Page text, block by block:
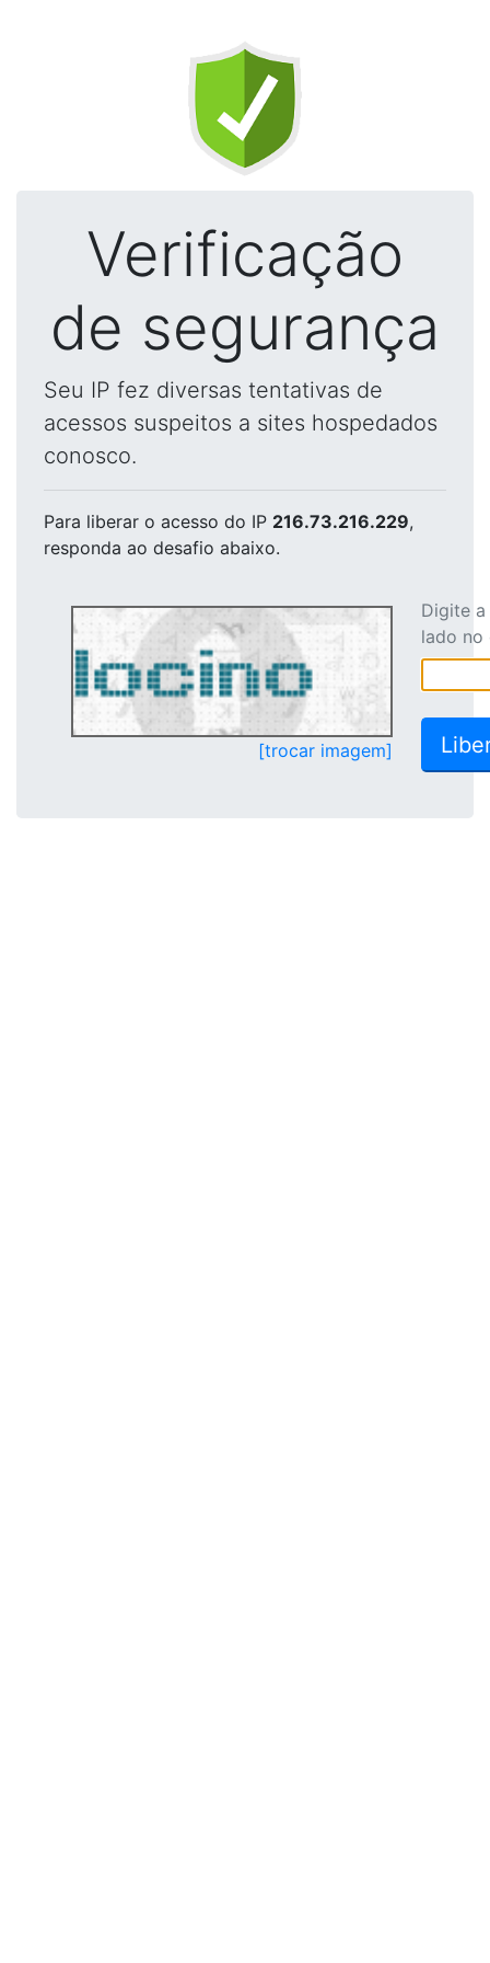
Verificação
de segurança
Seu IP fez diversas tentativas de
acessos suspeitos a sites hospedados
conosco.
Para liberar o acesso do IP 216.73.216.229,
responda ao desafio abaixo.
[trocar imagem]
Digite
lado no